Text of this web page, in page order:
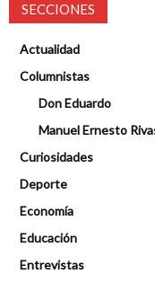
SECCIONES
Actualidad
Columnistas
Don Eduardo
Manuel Ernesto
Curiosidades
Deporte
Economía
Educación
Entrevistas